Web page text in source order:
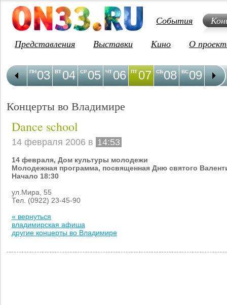
События
Представления
Выставки Кино О
03
ПН 04
ВТ 05
СР 06
ЧТ 07
ПТ 08
СБ 09
ВС 10
ПН
Концерты во Владимире
Dance school
14 февраля 2006 в 14:53
14 февраля, Дом культуры молодежи
Молодежная программа, посвященная Дню святого
Начало 18:30
ул.Мира, 55
Тел. (0922) 23-45-90
« вернуться
владимирская афиша
другие концерты во Владимире